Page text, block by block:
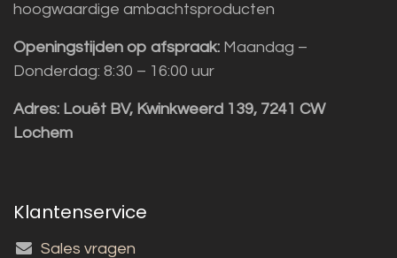
hoogwaardige ambachtsproducten
Openingstijden op afspraak: Maandag –
Donderdag: 8:30 – 16:00 uur
Adres: Louët BV, Kwinkweerd 139, 7241 CW
Lochem
Klantenservice
Sales vragen